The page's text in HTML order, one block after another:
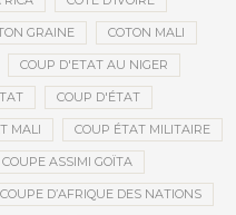
GRAINE COTON MALI
COUP D'ETAT AU NIGER
COUP D'ÉTAT
MALI COUP ÉTAT MILITAIRE
COUPE ASSIMI GOÏTA
COUPE D’AFRIQUE DES NATIONS